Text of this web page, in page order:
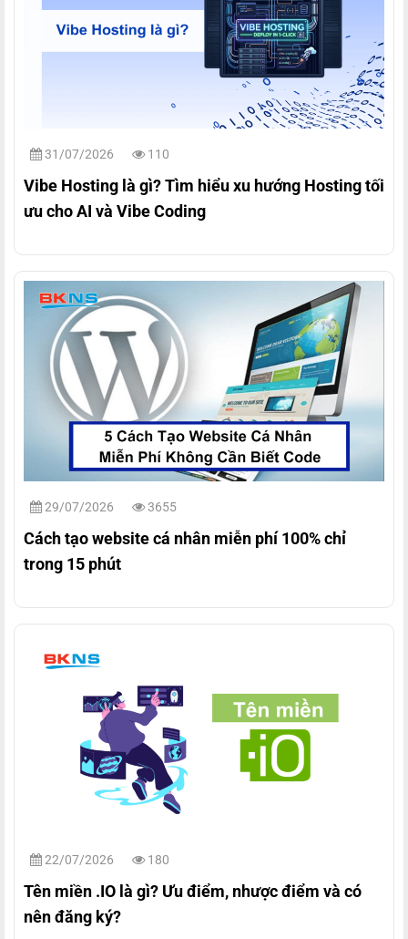
31/07/2026 110
Vibe Hosting là gì? Tìm hiểu xu hướng Hosting tối
ưu cho AI và Vibe Coding
29/07/2026 3655
Cách tạo website cá nhân miễn phí 100% chỉ
trong 15 phút
22/07/2026 180
Tên miền .IO là gì? Ưu điểm, nhược điểm và có
nên đăng ký?